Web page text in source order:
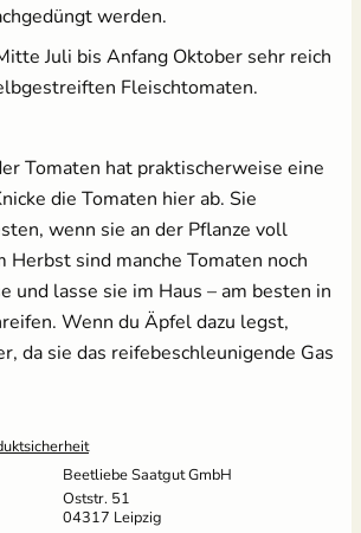
werden.
Juli bis Anfang Oktober sehr reich
Fleischtomaten.
Tomaten hat praktischerweise eine
die Tomaten hier ab. Sie
wenn sie an der Pflanze voll
Herbst sind manche Tomaten noch
und lasse sie im Haus – am besten in
Wenn du Äpfel dazu legst,
da sie das reifebeschleunigende Gas
Beetliebe Saatgut GmbH
Oststr. 51
04317 Leipzig